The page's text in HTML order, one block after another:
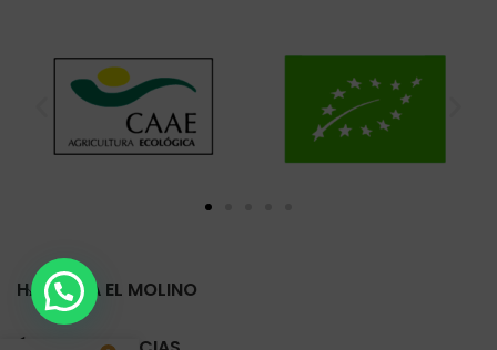
HARINERA EL MOLINO